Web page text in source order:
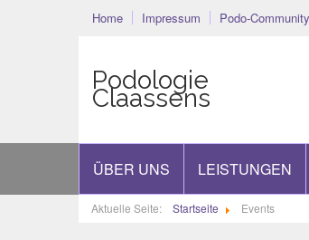
Home Impressum Podo-Community
Podologie
Claassens
ÜBER UNS LEISTUNGEN
Aktuelle Seite: Startseite Events